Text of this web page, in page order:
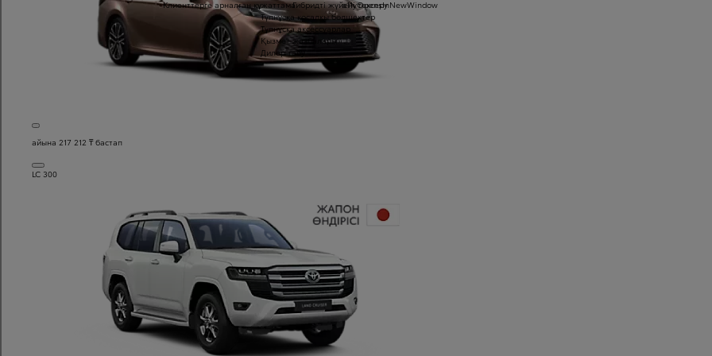
айына 217 212 ₸ бастап
LC 300
Клиенттерге арналған құжаттама
a11yOpensInNewWindow
Гибридті жүйені тексеру
Түпнұсқа қосалқы бөлшектер
Түпнұсқа аксессуарлар
Қызмет жазбалары
Дилер табу